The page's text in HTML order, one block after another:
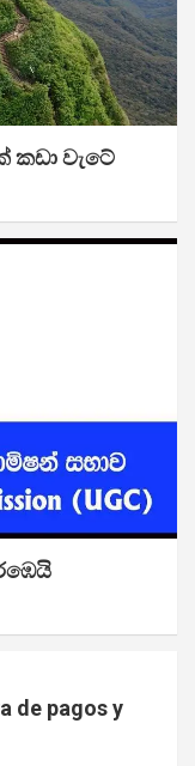
කඩා වැටේ
de pagos y